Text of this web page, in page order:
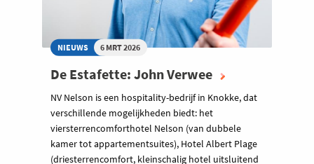
NIEUWS 6 MRT 2026
De Estafette: John Verwee
NV Nelson is een hospitality-bedrijf in Knokke, dat
verschillende mogelijkheden biedt: het
viersterrencomforthotel Nelson (van dubbele
kamer tot appartementsuites), Hotel Albert Plage
(driesterrencomfort, kleinschalig hotel uitsluitend